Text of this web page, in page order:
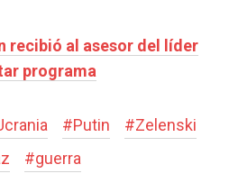
recibió al asesor del líder
programa
#Putin #Zelenski
#guerra